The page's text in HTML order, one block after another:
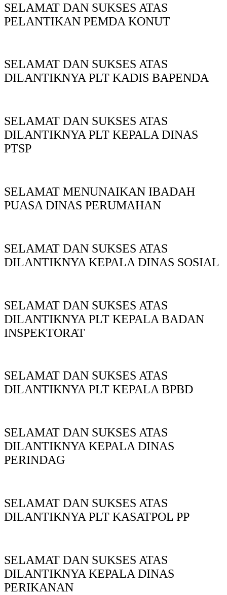
SELAMAT DAN SUKSES ATAS
PELANTIKAN PEMDA KONUT
SELAMAT DAN SUKSES ATAS
DILANTIKNYA PLT KADIS BAPENDA
SELAMAT DAN SUKSES ATAS
DILANTIKNYA PLT KEPALA DINAS
PTSP
SELAMAT MENUNAIKAN IBADAH
PUASA DINAS PERUMAHAN
SELAMAT DAN SUKSES ATAS
DILANTIKNYA KEPALA DINAS SOSIAL
SELAMAT DAN SUKSES ATAS
DILANTIKNYA PLT KEPALA BADAN
INSPEKTORAT
SELAMAT DAN SUKSES ATAS
DILANTIKNYA PLT KEPALA BPBD
SELAMAT DAN SUKSES ATAS
DILANTIKNYA KEPALA DINAS
PERINDAG
SELAMAT DAN SUKSES ATAS
DILANTIKNYA PLT KASATPOL PP
SELAMAT DAN SUKSES ATAS
DILANTIKNYA KEPALA DINAS
PERIKANAN